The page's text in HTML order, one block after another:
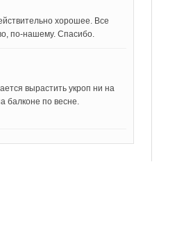
хорошее. Все
по-нашему. Спасибо.
вырастить укроп ни на
балконе по весне.